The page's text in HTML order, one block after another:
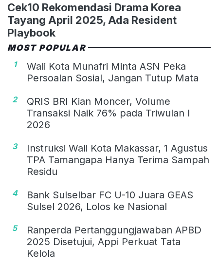
Cek10 Rekomendasi Drama Korea
Tayang April 2025, Ada Resident
Playbook
MOST POPULAR
1
Wali Kota Munafri Minta ASN Peka
Persoalan Sosial, Jangan Tutup Mata
2
QRIS BRI Kian Moncer, Volume
Transaksi Naik 76% pada Triwulan I
2026
3
Instruksi Wali Kota Makassar, 1 Agustus
TPA Tamangapa Hanya Terima Sampah
Residu
4
Bank Sulselbar FC U-10 Juara GEAS
Sulsel 2026, Lolos ke Nasional
5
Ranperda Pertanggungjawaban APBD
2025 Disetujui, Appi Perkuat Tata
Kelola